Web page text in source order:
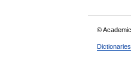
©